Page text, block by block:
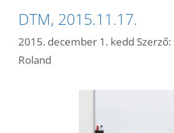
DTM, 2015.11.17.
2015. december 1. kedd Szerző:
Roland